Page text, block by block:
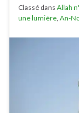
Classé dans Allah
une lumière An-